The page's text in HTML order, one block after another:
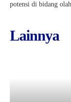
potensi di bidang
Lainnya